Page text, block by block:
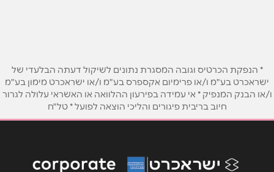
אימייל*
אנא חזרו אלי בקשר ל...
* הנפקת הכרטיס וגובה המסגרת נתונים לשיקול דעתה הבלעדי של
ישראכרט בע"מ ו/או פרימיום אקספרס בע"מ ו/או ישראכרט מימון בע"מ
ו/או הבנק המנפיק * אי עמידה בפירעון ההלוואה או האשראי עלולה לגרור
חיוב בריבית פיגורים והליכי הוצאה לפועל * טל"ח